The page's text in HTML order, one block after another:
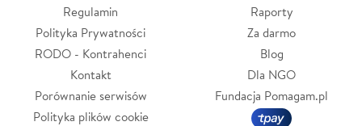
Regulamin
Polityka Prywatności
RODO - Kontrahenci
Kontakt
Porównanie serwisów
Polityka plików cookie
Raporty
Za darmo
Blog
Dla NGO
Fundacja Pomagam.pl